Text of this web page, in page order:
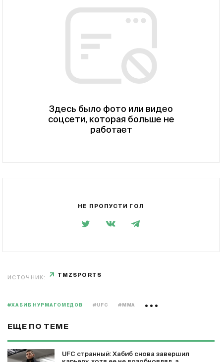
Здесь было фото или видео
соцсети, которая больше не
работает
НЕ ПРОПУСТИ ГОЛ
ИСТОЧНИК: TMZSPORTS
#ХАБИБ НУРМАГОМЕДОВ #UFC #MMA
ЕЩЕ ПО ТЕМЕ
UFC странный: Хабиб снова завершил